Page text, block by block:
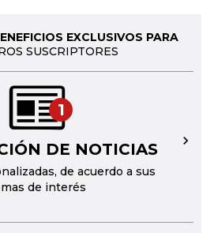
EXCLUSIVOS PARA
SUSCRIPTORES
1
DE NOTICIAS
de acuerdo a sus
de interés
→